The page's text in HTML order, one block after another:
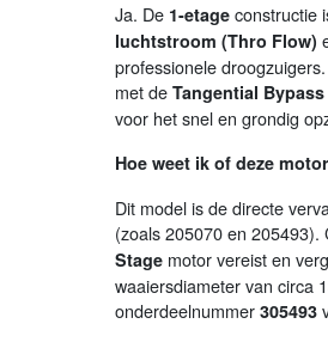
Ja. De 1-etageconstructie
luchtstroom (Thro Flow)
professionele
met de Tangential Bypass
voor het snel en grondig
Hoe weet ik of deze
Dit model is de directe
(zoals 205070 en
Stagemotor vereist en
waaiersdiameter van circa
onderdeelnummer 305493